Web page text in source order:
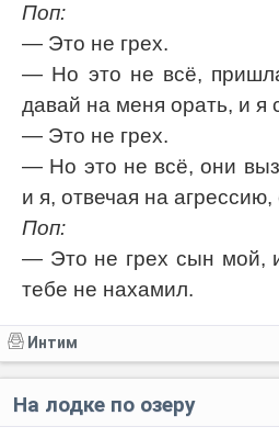
Поп:
— Это не грех.
— Но это не всё,
давай на меня орать, и я
— Это не грех.
— Но это не всё, они
и я, отвечая на
Поп:
— Это не грех сын мой,
тебе не нахамил.
Интим
На лодке по озеру